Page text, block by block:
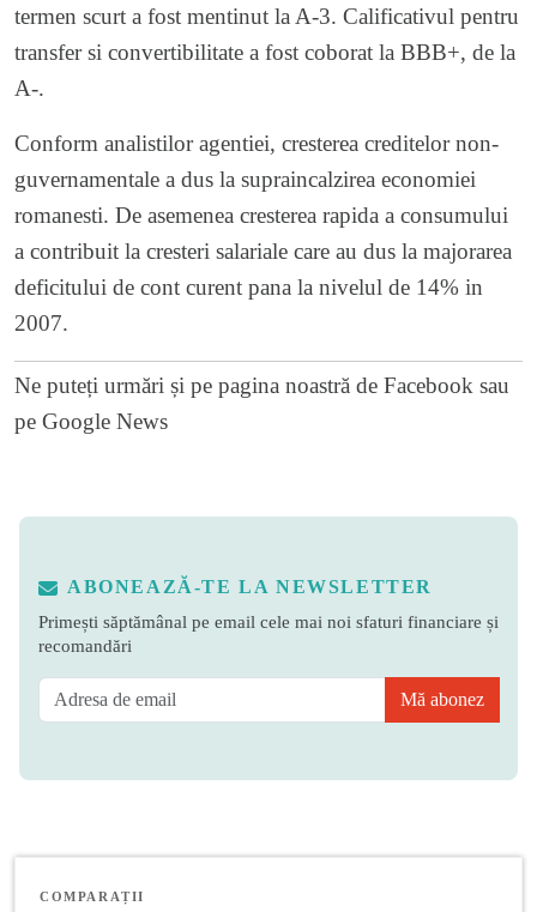
termen scurt a fost mentinut la A-3. Calificativul pentru
transfer si convertibilitate a fost coborat la BBB+, de la
A-.
Conform analistilor agentiei, cresterea creditelor non-
guvernamentale a dus la supraincalzirea economiei
romanesti. De asemenea cresterea rapida a consumului
a contribuit la cresteri salariale care au dus la majorarea
deficitului de cont curent pana la nivelul de 14% in
2007.
Ne puteți urmări și pe pagina noastră de Facebook sau
pe Google News
ABONEAZĂ-TE LA NEWSLETTER
Primești săptămânal pe email cele mai noi sfaturi financiare și
recomandări
Mă abonez
COMPARAȚII